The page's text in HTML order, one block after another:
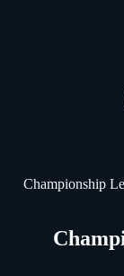
18 00
18 00